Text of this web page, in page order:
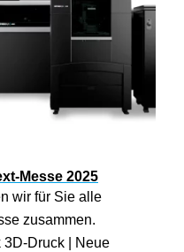
Messe 2025
wir für Sie alle
zusammen.
3D-Druck | Neue